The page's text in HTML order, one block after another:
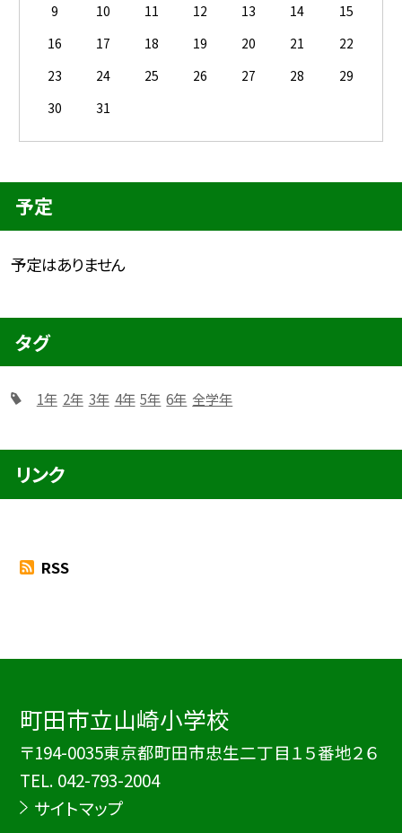
9
10 11 12 13 14
15
16
17 18 19 20 21
22
23
24 25 26 27 28
29
30
31
予定
予定はありません
タグ
1年 2年 3年 4年 5年 6年 全学年
リンク
RSS
町田市立山崎小学校
〒194-0035東京都町田市忠生二丁目１５番地２６
TEL. 042-793-2004
サイトマップ